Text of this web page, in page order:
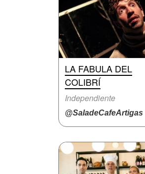
LA FABULA DEL
COLIBRÍ
Independiente
@SaladeCafeArtigas